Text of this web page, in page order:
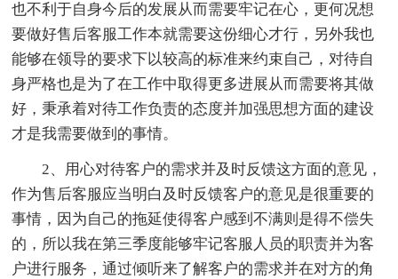
也不利于自身今后的发展从而需要牢记在心，更何况想
要做好售后客服工作本就需要这份细心才行，另外我也
能够在领导的要求下以较高的标准来约束自己，对待自
身严格也是为了在工作中取得更多进展从而需要将其做
好，秉承着对待工作负责的态度并加强思想方面的建设
才是我需要做到的事情。
2、用心对待客户的需求并及时反馈这方面的意见，
作为售后客服应当明白及时反馈客户的意见是很重要的
事情，因为自己的拖延使得客户感到不满则是得不偿失
的，所以我在第三季度能够牢记客服人员的职责并为客
户进行服务，通过倾听来了解客户的需求并在对方的角